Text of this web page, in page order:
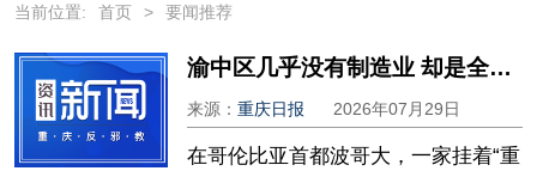
当前位置: 首页 > 要闻推荐
渝中区几乎没有制造业 却是全市制造业的“最强后援”
来源：重庆日报 2026年07月29日
在哥伦比亚首都波哥大，一家挂着“重